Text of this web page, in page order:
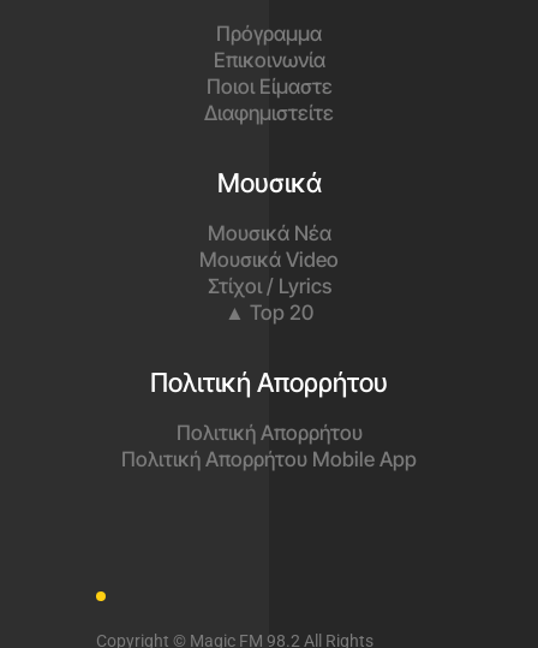
Πρόγραμμα
Επικοινωνία
Ποιοι Είμαστε
Διαφημιστείτε
Μουσικά
Μουσικά Νέα
Μουσικά Video
Στίχοι / Lyrics
▲ Top 20
Πολιτική Απορρήτου
Πολιτική Απορρήτου
Πολιτική Απορρήτου Mobile App
Copyright © Magic FM 98.2 All Rights